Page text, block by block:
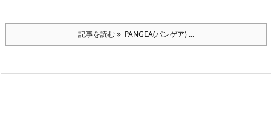
記事を読む PANGEA(パンゲア) ...